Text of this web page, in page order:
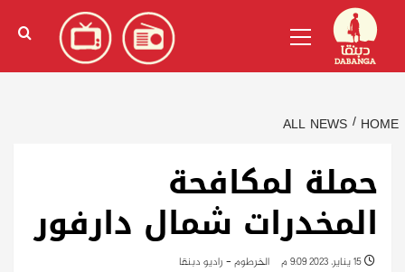
content
الإنجليزية)
Menu
HOME
ALL NEWS
حملة لمكافحة
المخدرات شمال دارفور
الخرطوم - راديو دبنقا